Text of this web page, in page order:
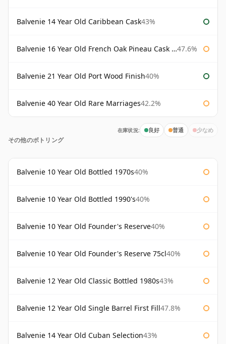
Balvenie 14 Year Old Caribbean Cask43%
Balvenie 16 Year Old French Oak Pineau Cask Finish 47.6%
Balvenie 21 Year Old Port Wood Finish40%
Balvenie 40 Year Old Rare Marriages42.2%
在庫状況: 良好 普通 少なめ
その他のボトリング
Balvenie 10 Year Old Bottled 1970s40%
Balvenie 10 Year Old Bottled 1990's40%
Balvenie 10 Year Old Founder's Reserve40%
Balvenie 10 Year Old Founder's Reserve 75cl40%
Balvenie 12 Year Old Classic Bottled 1980s43%
Balvenie 12 Year Old Single Barrel First Fill47.8%
Balvenie 14 Year Old Cuban Selection43%